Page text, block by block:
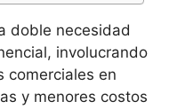
doble necesidad
involucrando
comerciales en
y menores costos